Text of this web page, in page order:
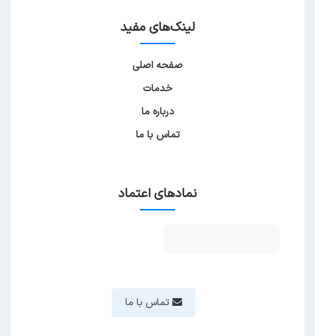
لینک‌های مفید
صفحه اصلی
خدمات
درباره ما
تماس با ما
نمادهای اعتماد
تماس با ما